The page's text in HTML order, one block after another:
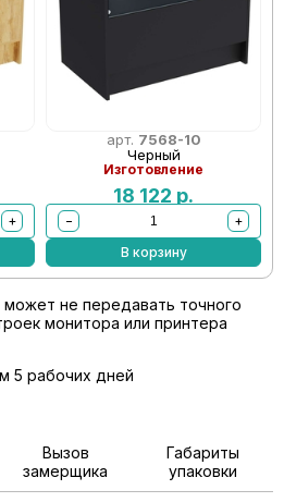
+
арт. 7568-10
Черный
Изготовление
18 122 р.
−
+
В корзину
не передавать точного
монитора или принтера
5 рабочих дней
Вызов
замерщика
Габариты
упаковки